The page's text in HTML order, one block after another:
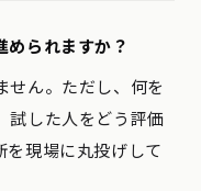
められますか？
せん。ただし、何を
試した人をどう評価
を現場に丸投げして